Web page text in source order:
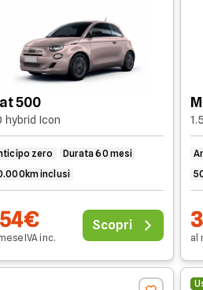
500
hybrid Icon
zero
Durata 60 mesi
inclusi
IVAinc.
Scopri
al